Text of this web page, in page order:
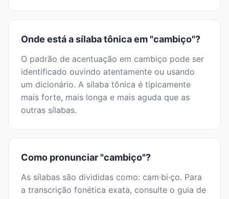
Onde está a sílaba tônica em "cambiço"?
O padrão de acentuação em cambiço pode ser
identificado ouvindo atentamente ou usando
um dicionário. A sílaba tônica é tipicamente
mais forte, mais longa e mais aguda que as
outras sílabas.
Como pronunciar "cambiço"?
As sílabas são divididas como: cam·bi·ço. Para
a transcrição fonética exata, consulte o guia de